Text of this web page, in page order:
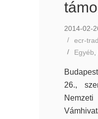
2014-02-
ecr-
Egyéb
26.,